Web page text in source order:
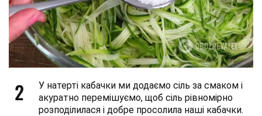
2
У натерті кабачки ми додаємо сіль за смаком і
акуратно перемішуємо, щоб сіль рівномірно
розподілилася і добре просолила наші кабачки.